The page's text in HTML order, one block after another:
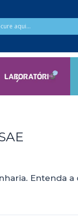
Entenda a